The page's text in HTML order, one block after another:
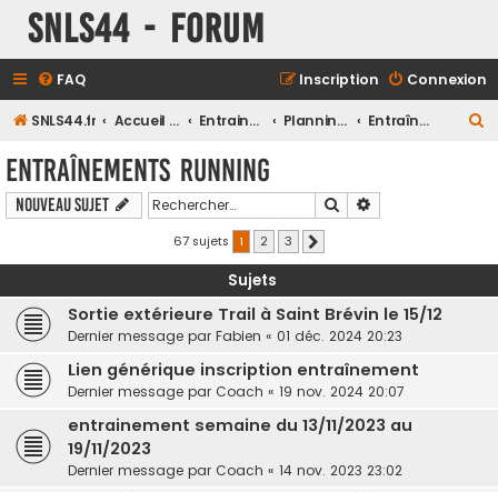
SNLS44 - Forum
FAQ Connexion
Inscription
SNLS44.fr Accueil du forum Entrainements Planning des entrainements Club Entraînements Running
r
c
Entraînements Running
Nouveau sujet Rechercher
67 sujets 1 2 3
Sujets
Sortie extérieure Trail à Saint Brévin le 15/12
Dernier message par Fabien « 01 déc. 2024 20:23
Lien générique inscription entraînement
Dernier message par Coach « 19 nov. 2024 20:07
entrainement semaine du 13/11/2023 au
19/11/2023
Dernier message par Coach « 14 nov. 2023 23:02